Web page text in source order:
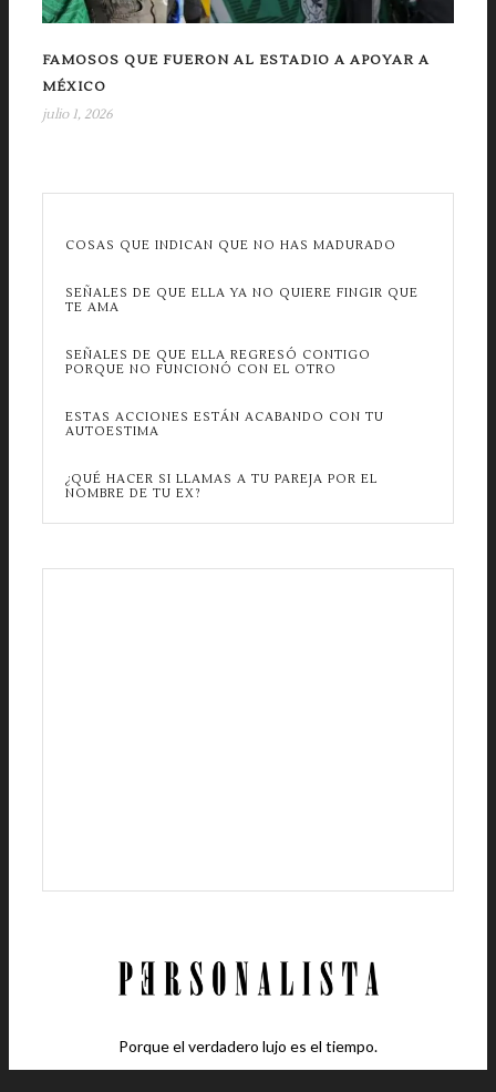
FAMOSOS QUE FUERON AL ESTADIO A APOYAR A
MÉXICO
julio 1, 2026
COSAS QUE INDICAN QUE NO HAS MADURADO
SEÑALES DE QUE ELLA YA NO QUIERE FINGIR QUE
TE AMA
SEÑALES DE QUE ELLA REGRESÓ CONTIGO
PORQUE NO FUNCIONÓ CON EL OTRO
ESTAS ACCIONES ESTÁN ACABANDO CON TU
AUTOESTIMA
¿QUÉ HACER SI LLAMAS A TU PAREJA POR EL
NOMBRE DE TU EX?
Porque el verdadero lujo es el tiempo.